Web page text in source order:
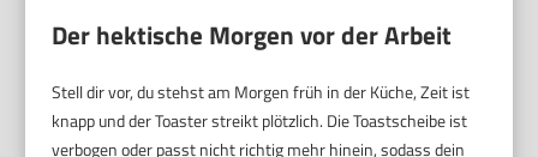
Der hektische Morgen vor der Arbeit
Stell dir vor, du stehst am Morgen früh in der Küche, Zeit ist
knapp und der Toaster streikt plötzlich. Die Toastscheibe ist
verbogen oder passt nicht richtig mehr hinein, sodass dein